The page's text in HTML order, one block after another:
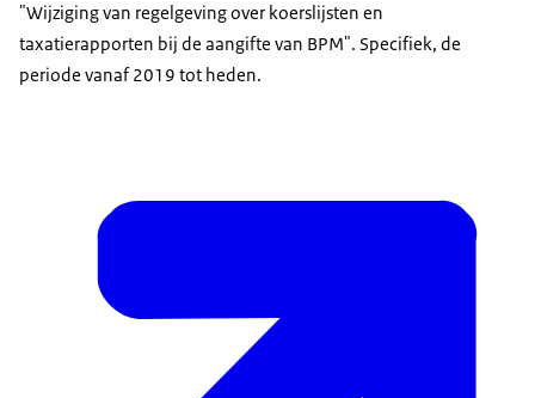
"Wijziging van regelgeving over koerslijsten en
taxatierapporten bij de aangifte van BPM". Specifiek, de
periode vanaf 2019 tot heden.